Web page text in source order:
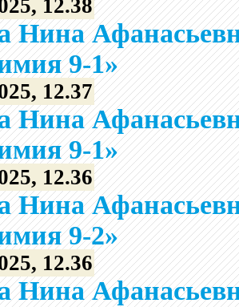
12.38
Нина
9-1»
12.37
Нина
9-1»
12.36
Нина
9-2»
12.36
Нина